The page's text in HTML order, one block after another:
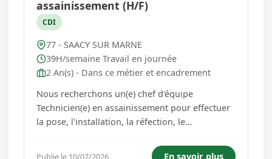
assainissement (H/F)
CDI
77 - SAACY SUR MARNE
39H/semaine Travail en journée
2 An(s) - Dans ce métier et encadrement
Nous recherchons un(e) chef d'équipe
Technicien(e) en assainissement pour effectuer
la pose, l'installation, la réfection, le
encadrer une équipe et gérer l'administratif
Publie le 10/07/2026 En savoir plus